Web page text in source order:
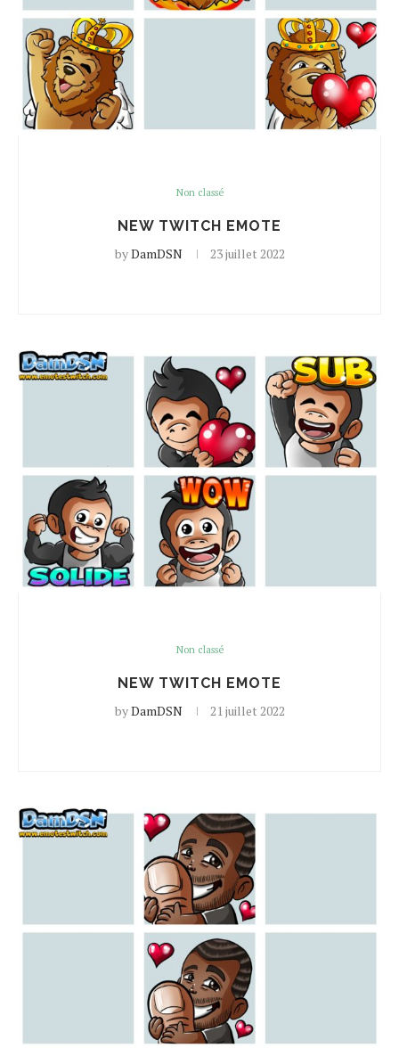
Non classé
NEW TWITCH EMOTE
byDamDSN 23 juillet 2022
Non classé
NEW TWITCH EMOTE
byDamDSN 21 juillet 2022